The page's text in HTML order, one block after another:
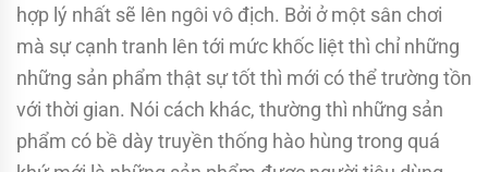
hợp lý nhất sẽ lên ngôi vô địch. Bởi ở một sân chơi
mà sự cạnh tranh lên tới mức khốc liệt thì chỉ những
những sản phẩm thật sự tốt thì mới có thể trường tồn
với thời gian. Nói cách khác, thường thì những sản
phẩm có bề dày truyền thống hào hùng trong quá